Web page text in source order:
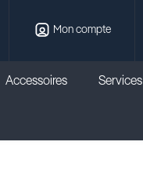
Mon compte
Accessoires Services